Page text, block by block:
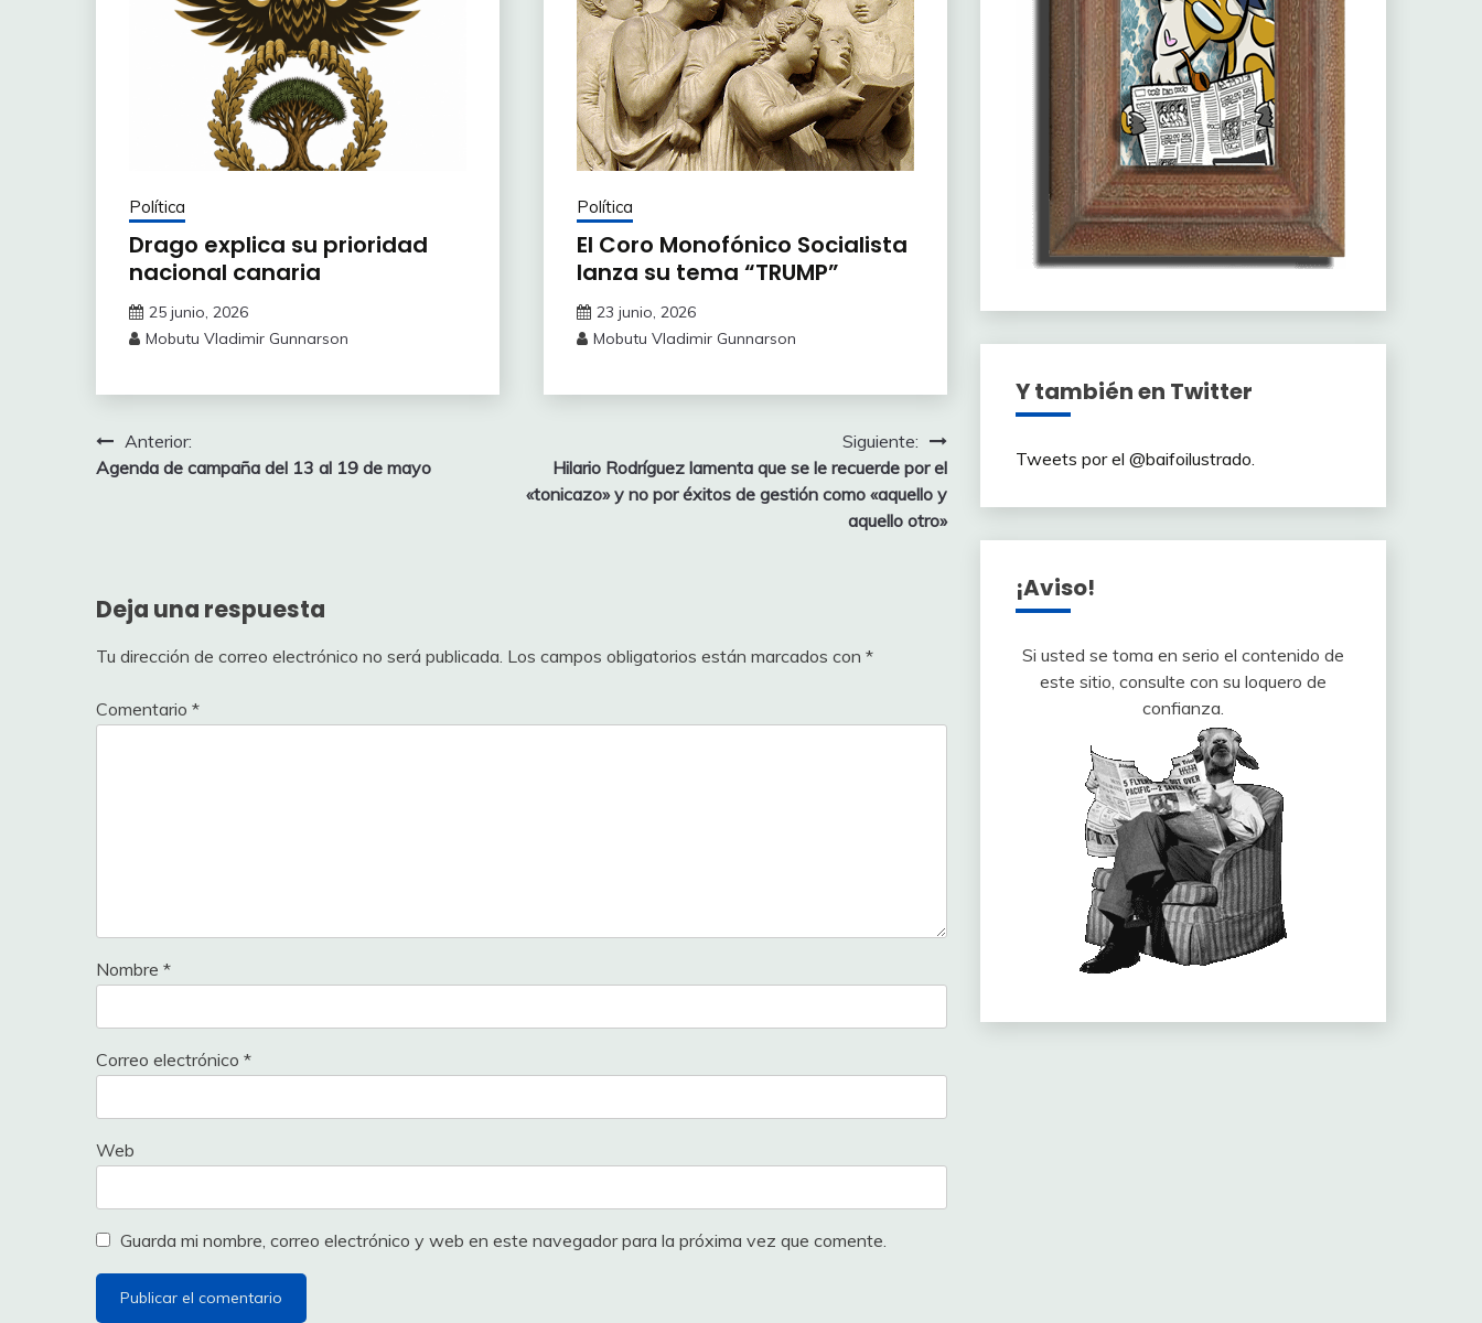
Política
Drago explica su prioridad
nacional canaria
25 junio, 2026
Mobutu Vladimir Gunnarson
Política
El Coro Monofónico Socialista
lanza su tema “TRUMP”
23 junio, 2026
Mobutu Vladimir Gunnarson
Navegación
de
Anterior:
Agenda de campaña del 13 al 19 de mayo
Siguiente:
Hilario Rodríguez lamenta que se le recuerde por el
«tonicazo» y no por éxitos de gestión como «aquello y
aquello otro»
Deja una respuesta
Tu dirección de correo electrónico no será publicada. Los campos obligatorios están marcados con *
Comentario *
Nombre *
Correo electrónico *
Web
Guarda mi nombre, correo electrónico y web en este navegador para la próxima vez que comente.
Y también en Twitter
Tweets por el @baifoilustrado.
¡Aviso!
Si usted se toma en serio el contenido de
este sitio, consulte con su loquero de
confianza.